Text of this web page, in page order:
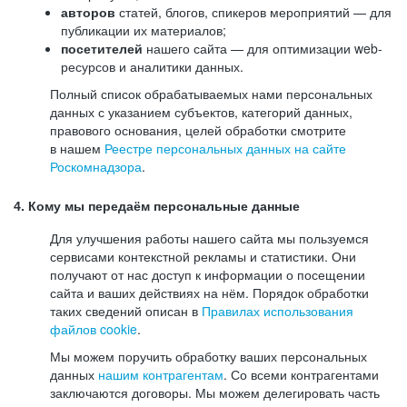
авторов статей, блогов, спикеров мероприятий — для
публикации их материалов;
посетителей нашего сайта — для оптимизации web-
ресурсов и аналитики данных.
Полный список обрабатываемых нами персональных
данных с указанием субъектов, категорий данных,
правового основания, целей обработки смотрите
в нашем Реестре персональных данных на сайте
Роскомнадзора.
4. Кому мы передаём персональные данные
Для улучшения работы нашего сайта мы пользуемся
сервисами контекстной рекламы и статистики. Они
получают от нас доступ к информации о посещении
сайта и ваших действиях на нём. Порядок обработки
таких сведений описан в Правилах использования
файлов cookie.
Мы можем поручить обработку ваших персональных
данных нашим контрагентам. Со всеми контрагентами
заключаются договоры. Мы можем делегировать часть